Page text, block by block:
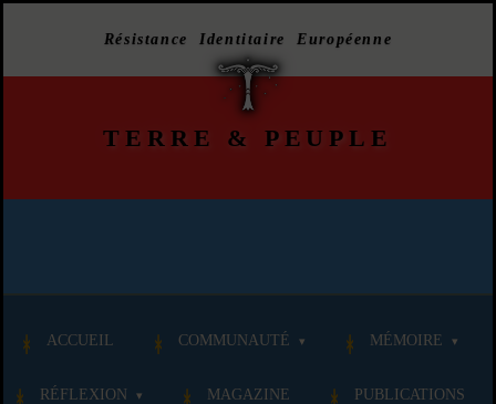
Résistance Identitaire Européenne
TERRE & PEUPLE
ACCUEIL COMMUNAUTÉ MÉMOIRE
RÉFLEXION MAGAZINE PUBLICATIONS